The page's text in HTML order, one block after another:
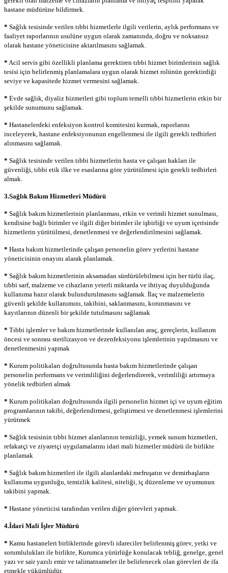
hastane müdürüne bildirmek.
* Sağlık tesisinde verilen tıbbi hizmetlerle ilgili verilerin, aylık performans ve
faaliyet raporlarının usulüne uygun olarak zamanında, doğru ve noksansız
olarak hastane yöneticisine aktarılmasını sağlamak.
* Acil servis gibi özellikli planlama gerektiren tıbbi hizmet birimlerinin sağlık
tesisi için belirlenmiş planlamalara uygun olarak hizmet rolünün gerektirdiği
seviye ve kapasitede hizmet vermesini sağlamak.
* Evde sağlık, diyaliz hizmetleri gibi toplum temelli tıbbi hizmetlerin etkin bir
şekilde sunumunu sağlamak.
* Hastanelerdeki enfeksiyon kontrol komitesini kurmak, raporlarını
inceleyerek, hastane enfeksiyonunun engellenmesi ile ilgili gerekli tedbirleri
alınmasını sağlamak.
* Sağlık tesisinde verilen tıbbi hizmetlerin hasta ve çalışan hakları ile
güvenliği, tıbbi etik ilke ve esaslarına göre yürütülmesi için gerekli tedbirleri
almak.
3.Sağlık Bakım Hizmetleri Müdürü
* Sağlık bakım hizmetlerinin planlanması, etkin ve verimli hizmet sunulması,
kendisine bağlı birimler ve ilgili diğer birimler ile işbirliği ve uyum içerisinde
hizmetlerin yürütülmesi, denetlenmesi ve değerlendirilmesini sağlamak.
* Hasta bakım hizmetlerinde çalışan personelin görev yerlerini hastane
yöneticisinin onayını alarak planlamak.
* Sağlık bakım hizmetlerinin aksamadan sürdürülebilmesi için her türlü ilaç,
tıbbi sarf, malzeme ve cihazların yeterli miktarda ve ihtiyaç duyulduğunda
kullanıma hazır olarak bulundurulmasını sağlamak. İlaç ve malzemelerin
güvenli şekilde kullanımını, takibini, saklanmasını, korunmasını ve
kayıtlarının düzenli bir şekilde tutulmasını sağlamak
* Tıbbi işlemler ve bakım hizmetlerinde kullanılan araç, gereçlerin, kullanım
öncesi ve sonrası sterilizasyon ve dezenfeksiyonu işlemlerinin yapılmasını ve
denetlenmesini yapmak
* Kurum politikaları doğrultusunda hasta bakım hizmetlerinde çalışan
personelin performans ve verimliliğini değerlendirerek, verimliliği artırmaya
yönelik tedbirleri almak
* Kurum politikaları doğrultusunda ilgili personelin hizmet içi ve uyum eğitim
programlarının takibi, değerlendirmesi, geliştirmesi ve denetlenmesi işlemlerini
yürütmek
* Sağlık tesisinin tıbbi hizmet alanlarının temizliği, yemek sunum hizmetleri,
refakatçi ve ziyaretçi uygulamalarını idari mali hizmetler müdürü ile birlikte
planlamak
* Sağlık bakım hizmetleri ile ilgili alanlardaki mefruşatın ve demirbaşların
kullanıma uygunluğu, temizlik kalitesi, niteliği, iç düzenleme ve uyumunun
takibini yapmak.
* Hastane yöneticisi tarafından verilen diğer görevleri yapmak.
4.İdari Mali İşler Müdürü
* Kamu hastaneleri birliklerinde görevli idareciler belirlenmiş görev, yetki ve
sorumlulukları ile birlikte, Kurumca yürürlüğe konulacak tebliğ, genelge, genel
yazı ve sair yazılı emir ve talimatnameler ile belirlenecek olan görevleri de ifa
etmekle yükümlüdür.